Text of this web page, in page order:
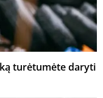
turėtumėte daryti